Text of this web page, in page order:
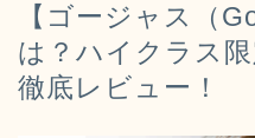
【ゴージャス（
は？ハイクラス
徹底レビュー！